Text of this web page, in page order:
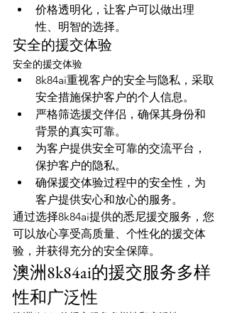
价格透明化，让客户可以做出理
性、明智的选择。
安全的援交体验
安全的援交体验
8k84ai重视客户的安全与隐私，采取
安全措施保护客户的个人信息。
严格筛选援交伴侣，确保其身份和
背景的真实可靠。
为客户提供安全可靠的交流平台，
保护客户的隐私。
确保援交体验过程中的安全性，为
客户提供安心和放心的服务。
通过选择8k84ai提供的悉尼援交服务，您
可以放心享受高质量、个性化的援交体
验，并获得充分的安全保障。
澳洲8k84ai的援交服务多样
性和广泛性